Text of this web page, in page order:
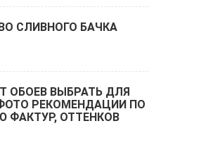
СЛИВНОГО БАЧКА
ОБОЕВ ВЫБРАТЬ ДЛЯ
РЕКОМЕНДАЦИИ ПО
ФАКТУР, ОТТЕНКОВ